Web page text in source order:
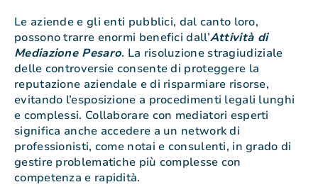
Le aziende e gli enti pubblici, dal canto loro,
possono trarre enormi benefici dall’Attività di
Mediazione Pesaro. La risoluzione stragiudiziale
delle controversie consente di proteggere la
reputazione aziendale e di risparmiare risorse,
evitando l’esposizione a procedimenti legali lunghi
e complessi. Collaborare con mediatori esperti
significa anche accedere a un network di
professionisti, come notai e consulenti, in grado di
gestire problematiche più complesse con
competenza e rapidità.